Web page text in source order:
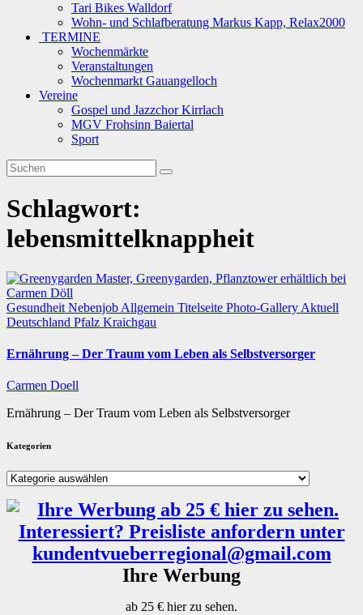
Tari Bikes Walldorf
Wohn- und Schlafberatung Markus Kapp, Relax2000
TERMINE
Wochenmärkte
Veranstaltungen
Wochenmarkt Gauangelloch
Vereine
Gospel und Jazzchor Kirrlach
MGV Frohsinn Baiertal
Sport
Schlagwort:
lebensmittelknappheit
Gesundheit Nebenjob Allgemein Titelseite Photo-Gallery Aktuell
Deutschland Pfalz Kraichgau
Ernährung – Der Traum vom Leben als Selbstversorger
Carmen Doell
Ernährung – Der Traum vom Leben als Selbstversorger
Kategorien
Kategorien
Ihre Werbung
ab 25 € hier zu sehen.